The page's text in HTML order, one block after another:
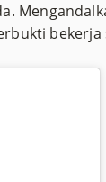
bekerja